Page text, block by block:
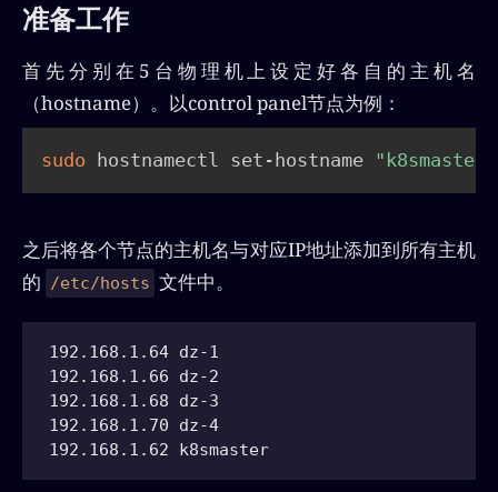
准备工作
首先分别在5台物理机上设定好各自的主机名
（hostname）。以control panel节点为例：
sudo hostnamectl set-hostname "k8smaster"
之后将各个节点的主机名与对应IP地址添加到所有主机
的 /etc/hosts 文件中。
192.168.1.64 dz-1
192.168.1.66 dz-2
192.168.1.68 dz-3
192.168.1.70 dz-4
192.168.1.62 k8smaster